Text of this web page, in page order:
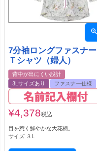
7分袖ロングファスナー
Ｔシャツ（婦人）
背中が出にくい設計
3Lサイズあり
ファスナー仕様
¥4,378税込
目を惹く鮮やかな大花柄。
サイズ ３L